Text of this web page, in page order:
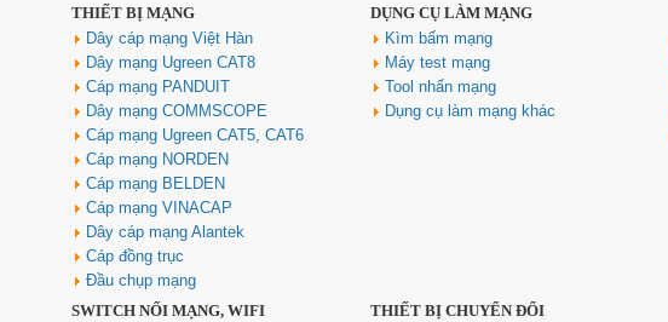
THIẾT BỊ MẠNG
Dây cáp mạng Việt Hàn
Dây mạng Ugreen CAT8
Cáp mạng PANDUIT
Dây mạng COMMSCOPE
Cáp mạng Ugreen CAT5, CAT6
Cáp mạng NORDEN
Cáp mạng BELDEN
Cáp mạng VINACAP
Dây cáp mạng Alantek
Cáp đồng trục
Đầu chụp mạng
DỤNG CỤ LÀM MẠNG
Kìm bấm mạng
Máy test mạng
Tool nhấn mạng
Dụng cụ làm mạng khác
SWITCH NỐI MẠNG, WIFI
THIẾT BỊ CHUYỂN ĐỔI